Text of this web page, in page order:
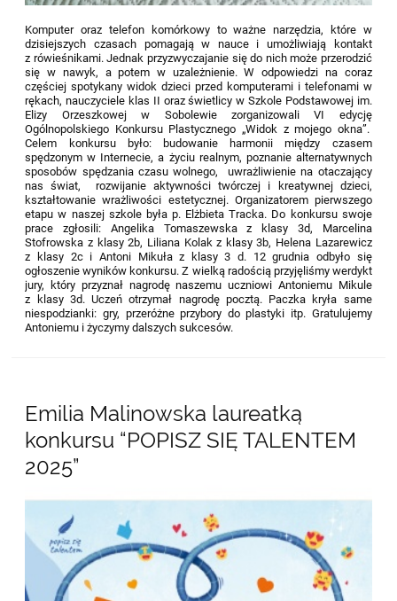
Komputer oraz telefon komórkowy to ważne narzędzia, które w
dzisiejszych czasach pomagają w nauce i umożliwiają kontakt
z rówieśnikami. Jednak przyzwyczajanie się do nich może przerodzić
się w nawyk, a potem w uzależnienie. W odpowiedzi na coraz
częściej spotykany widok dzieci przed komputerami i telefonami w
rękach, nauczyciele klas II oraz świetlicy w Szkole Podstawowej im.
Elizy Orzeszkowej w Sobolewie zorganizowali VI edycję
Ogólnopolskiego Konkursu Plastycznego „Widok z mojego okna”.
Celem konkursu było: budowanie harmonii między czasem
spędzonym w Internecie, a życiu realnym, poznanie alternatywnych
sposobów spędzania czasu wolnego, uwrażliwienie na otaczający
nas świat, rozwijanie aktywności twórczej i kreatywnej dzieci,
kształtowanie wrażliwości estetycznej. Organizatorem pierwszego
etapu w naszej szkole była p. Elżbieta Tracka. Do konkursu swoje
prace zgłosili: Angelika Tomaszewska z klasy 3d, Marcelina
Stofrowska z klasy 2b, Liliana Kolak z klasy 3b, Helena Lazarewicz
z klasy 2c i Antoni Mikuła z klasy 3 d. 12 grudnia odbyło się
ogłoszenie wyników konkursu. Z wielką radością przyjęliśmy werdykt
jury, który przyznał nagrodę naszemu uczniowi Antoniemu Mikule
z klasy 3d. Uczeń otrzymał nagrodę pocztą. Paczka kryła same
niespodzianki: gry, przeróżne przybory do plastyki itp. Gratulujemy
Antoniemu i życzymy dalszych sukcesów.
Emilia Malinowska laureatką
konkursu “POPISZ SIĘ TALENTEM
2025”